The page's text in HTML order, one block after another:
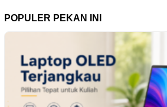
POPULER PEKAN INI